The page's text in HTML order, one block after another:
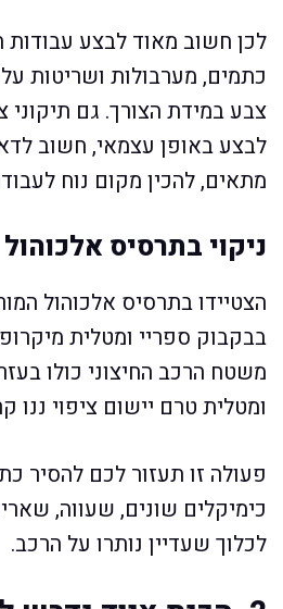
לכן חשוב מאוד לבצע עבודות
כתמים, מערבולות ושריטות על
צבע במידת הצורך. גם תיקוני
לבצע באופן עצמאי, חשוב
מתאים, להכין מקום נוח
ניקוי בתרסיס אלכוהול
הצטיידו בתרסיס אלכוהול
בבקבוק ספריי ומטלית
משטח הרכב החיצוני כולו
ומטלית טרם יישום ציפוי ננו
פעולה זו תעזור לכם להסיר
כימיקלים שונים, שעווה,
לכלוך שעדיין נותרו על הרכב.